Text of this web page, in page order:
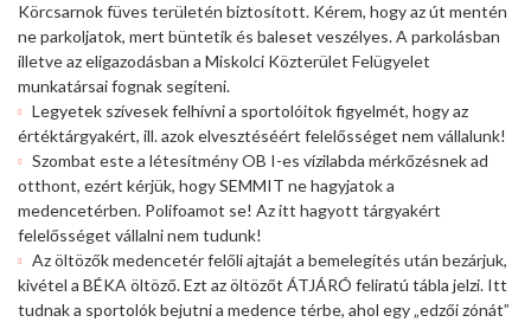
Körcsarnok füves területén biztosított. Kérem, hogy az út mentén
ne parkoljatok, mert büntetik és baleset veszélyes. A parkolásban
illetve az eligazodásban a Miskolci Közterület Felügyelet
munkatársai fognak segíteni.
Legyetek szívesek felhívni a sportolóitok figyelmét, hogy az
értéktárgyakért, ill. azok elvesztéséért felelősséget nem vállalunk!
Szombat este a létesítmény OB I-es vízilabda mérkőzésnek ad
otthont, ezért kérjük, hogy SEMMIT ne hagyjatok a
medencetérben. Polifoamot se! Az itt hagyott tárgyakért
felelősséget vállalni nem tudunk!
Az öltözők medencetér felőli ajtaját a bemelegítés után bezárjuk,
kivétel a BÉKA öltöző. Ezt az öltözőt ÁTJÁRÓ feliratú tábla jelzi. Itt
tudnak a sportolók bejutni a medence térbe, ahol egy „edzői zónát”